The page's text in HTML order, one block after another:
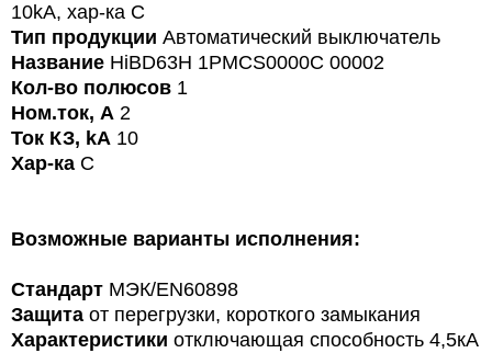
10kA, хар-ка C
Тип продукции Автоматический выключатель
Название HiBD63H 1PMCS0000C 00002
Кол-во полюсов 1
Ном.ток, А 2
Ток КЗ, kA 10
Хар-ка C
Возможные варианты исполнения:
Стандарт МЭК/EN60898
Защита от перегрузки, короткого замыкания
Характеристики отключающая способность 4,5кА